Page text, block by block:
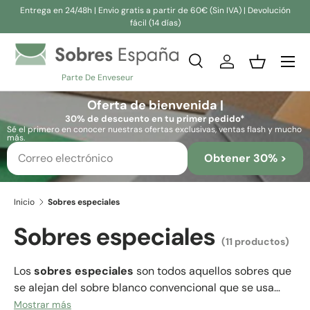
Entrega en 24/48h | Envio gratis a partir de 60€ (Sin IVA) | Devolución
fácil (14 días)
Parte De Enveseur
Buscar
Buscar
BuscarIniciar sesión
Cesta
Oferta de bienvenida |
30% de descuento en tu primer pedido*
Sé el primero en conocer nuestras ofertas exclusivas, ventas flash y mucho
más.
Obtener 30% >
Inicio Sobres especiales
Sobres especiales (11 productos)
Lossobres especiales son todos aquellos sobres que
se alejan del sobre blanco convencional que se usa
para correspondencia comercial o institucional. Los
Mostrar más